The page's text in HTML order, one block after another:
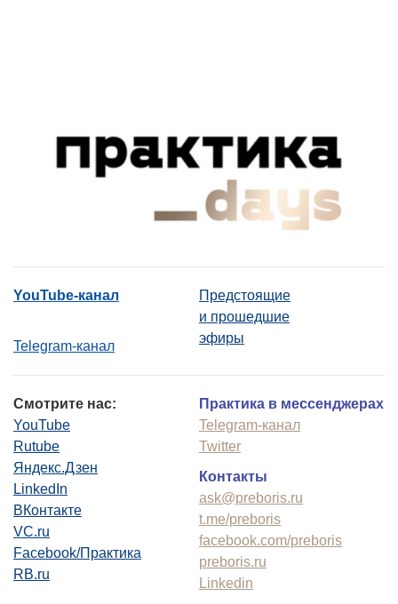
YouTube-канал
Telegram-канал
Предстоящие
и прошедшие
эфиры
Смотрите нас:
YouTube
Rutube
Яндекс.Дзен
LinkedIn
ВКонтакте
VC.ru
Facebook/Практика
RB.ru
Практика в мессенджерах
Telegram-канал
Twitter
Контакты
ask@preboris.ru
t.me/preboris
facebook.com/preboris
preboris.ru
Linkedin